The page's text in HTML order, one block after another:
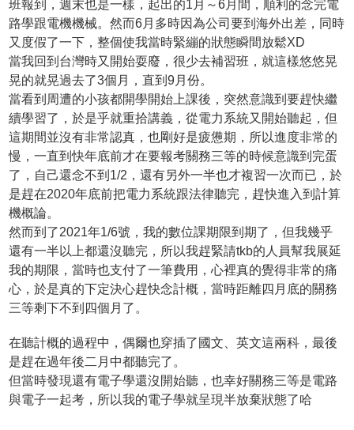
班報到，週末也是一樣，起出的1月～6月間，順利的念完電
路學跟電機機械。然而6月多時因為公司要到海外出差，同時
又度假了一下，整個使我當時緊繃的狀態瞬間放鬆XD
當我回到台灣時又開始耍廢，很少去補習班，就這樣悠悠晃
晃的就晃過去了3個月，直到9月份。
當看到周遭的小孩都開學開始上課後，突然意識到要趕快繼
續學習了，於是乎就重拾講義，從電力系統又開始聽起，但
這期間並沒有非常認真，也剛好是疲憊期，所以進度非常的
慢，一直到快年底前才在要報考關務三等的時候意識到完蛋
了，自己還念不到1/2，還有另外一半也才複習一次而已，於
是趕在2020年底前把電力系統跟法律聽完，趕快進入到計算
機概論。
然而到了2021年1/6號，我的數位課期限到期了，但我幾乎
還有一半以上都還沒聽完，所以我趕緊請tkb的人員幫我展延
我的期限，當時也支付了一筆費用，心裡真的覺得非常的痛
心，於是真的下定決心趕快念計概，當時距離四月底的關務
三等剩下不到四個月了。
在聽計概的過程中，偶爾也穿插了國文、英文這兩科，最後
是趕在過年後二月中都聽完了。
但當時發現還有電子學還沒開始聽，也幸好關務三等是電路
與電子一起考，所以我的電子學就呈現半放棄狀態了哈